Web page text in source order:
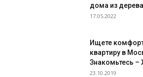
дома из
17.05.2022
Ищете
квартиру в
Знакомьтесь –
23.10.2019